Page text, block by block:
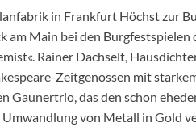
in Frankfurt Höchst zur
am Main bei den
Rainer Dachselt,
Zeitgenossen mit
Gaunertrio, das den schon
von Metall in Gold